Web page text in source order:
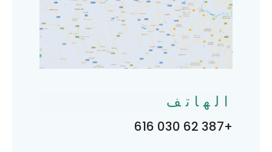
الهاتف
+387 62 030 616